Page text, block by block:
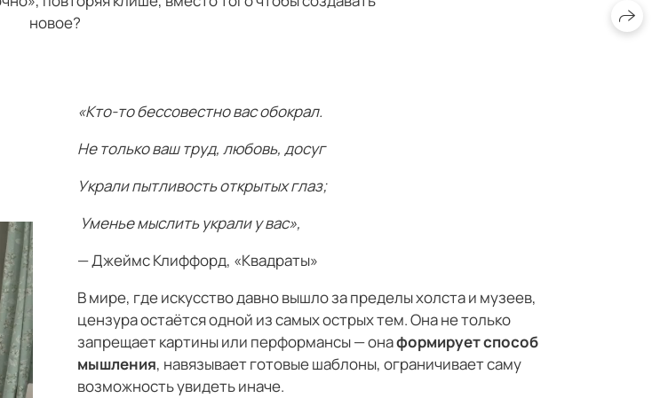
новое?
«Кто-то бессовестно вас обокрал.
Не только ваш труд, любовь, досуг
Украли пытливость открытых глаз;
Уменье мыслить украли у вас»,
— Джеймс Клиффорд, «Квадраты»
В мире, где искусство давно вышло за пределы холста и музеев,
цензура остаётся одной из самых острых тем. Она не только
запрещает картины или перформансы — онаформирует способ
мышления, навязывает готовые шаблоны, ограничивает саму
возможность увидеть иначе.